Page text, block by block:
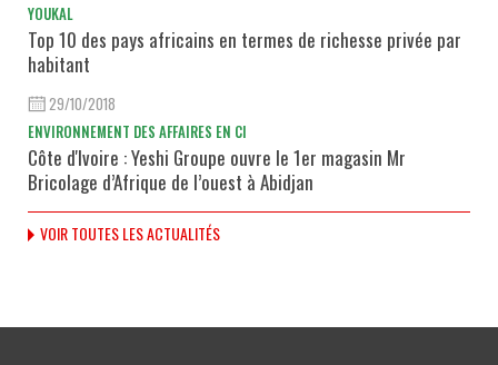
YOUKAL
Top 10 des pays africains en termes de richesse privée par
habitant
29/10/2018
ENVIRONNEMENT DES AFFAIRES EN CI
Côte d'Ivoire : Yeshi Groupe ouvre le 1er magasin Mr
Bricolage d’Afrique de l’ouest à Abidjan
VOIR TOUTES LES ACTUALITÉS